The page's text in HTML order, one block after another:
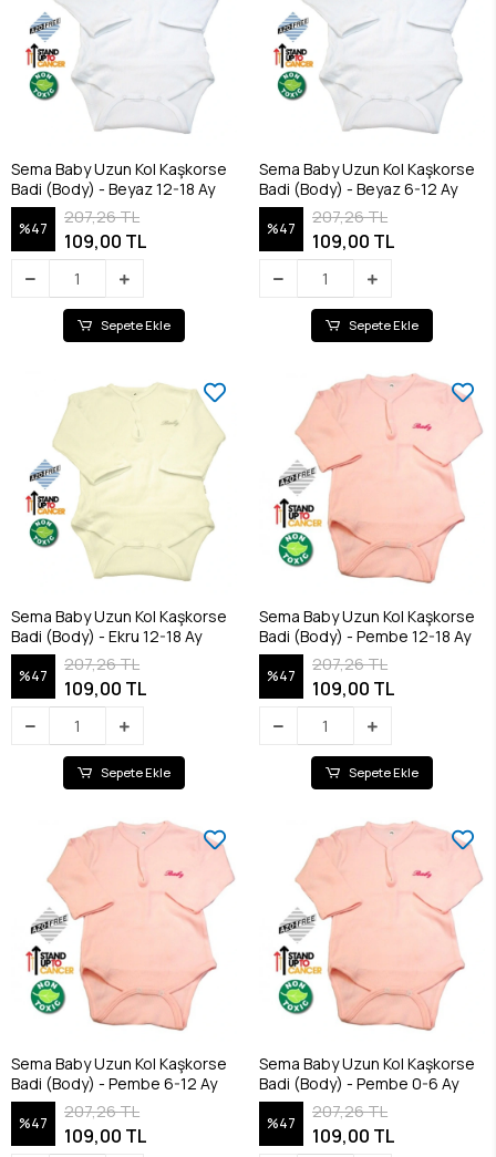
Sema Baby Uzun Kol Kaşkorse
Badi (Body) - Beyaz 12-18 Ay
%47
207,26 TL
109,00 TL
Sepete Ekle
Sema Baby Uzun Kol Kaşkorse
Badi (Body) - Beyaz 6-12 Ay
%47
207,26 TL
109,00 TL
Sepete Ekle
Sema Baby Uzun Kol Kaşkorse
Badi (Body) - Ekru 12-18 Ay
%47
207,26 TL
109,00 TL
Sepete Ekle
Sema Baby Uzun Kol Kaşkorse
Badi (Body) - Pembe 12-18 Ay
%47
207,26 TL
109,00 TL
Sepete Ekle
Sema Baby Uzun Kol Kaşkorse
Badi (Body) - Pembe 6-12 Ay
%47
207,26 TL
109,00 TL
Sema Baby Uzun Kol Kaşkorse
Badi (Body) - Pembe 0-6 Ay
%47
207,26 TL
109,00 TL